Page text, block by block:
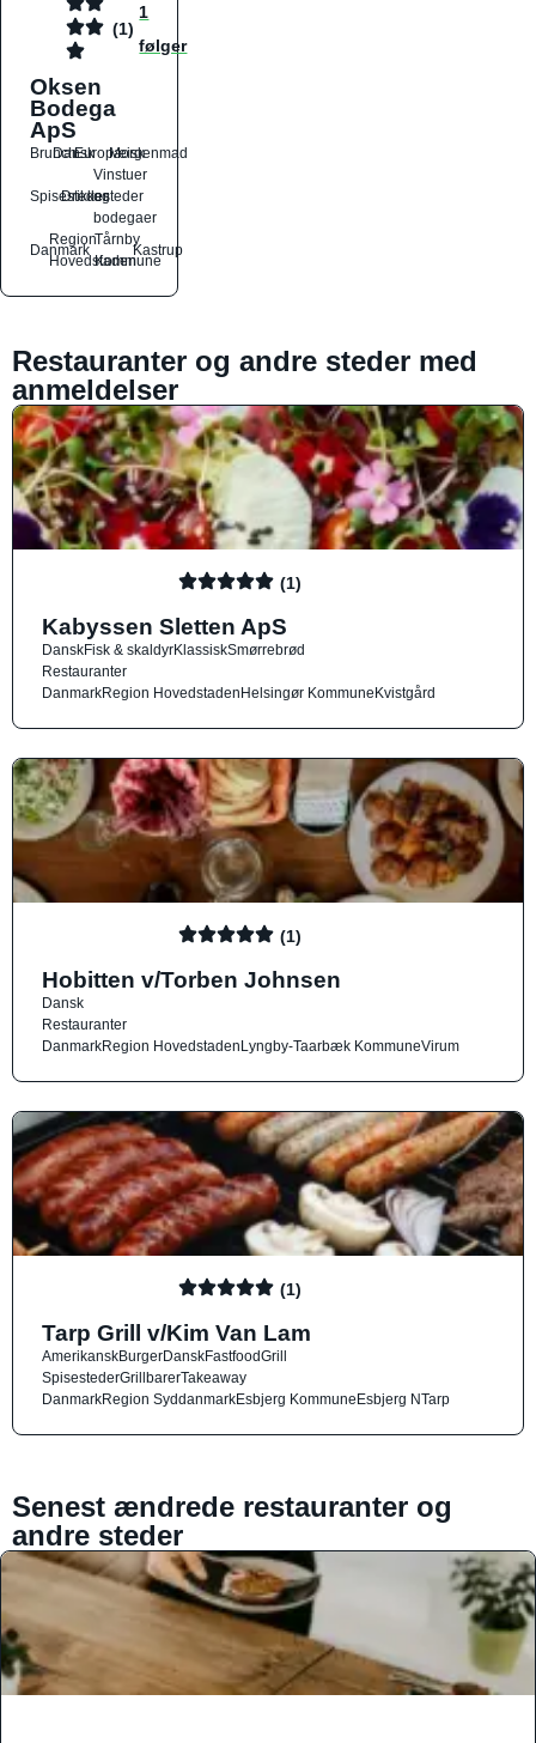
(1)
1
følger
Oksen
Bodega
ApS
Brunch
DanskEuropæiskMorgenmad
Spisesteder
Drikkesteder
Vinstuer
og
bodegaer
Danmark
Region
Hovedstaden
Tårnby
Kommune
Kastrup
Restauranter og andre steder med
anmeldelser
(1)
Kabyssen Sletten ApS
DanskFisk & skaldyrKlassiskSmørrebrød
Restauranter
DanmarkRegion HovedstadenHelsingør KommuneKvistgård
(1)
Hobitten v/Torben Johnsen
Dansk
Restauranter
DanmarkRegion HovedstadenLyngby-Taarbæk KommuneVirum
(1)
Tarp Grill v/Kim Van Lam
AmerikanskBurgerDanskFastfoodGrill
SpisestederGrillbarerTakeaway
DanmarkRegion SyddanmarkEsbjerg KommuneEsbjerg NTarp
Senest ændrede restauranter og
andre steder